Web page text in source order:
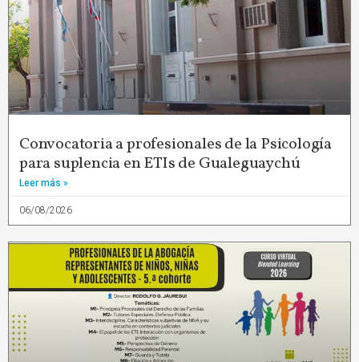
Convocatoria a profesionales de la Psicología
para suplencia en ETIs de Gualeguaychú
Leer más »
06/08/2026